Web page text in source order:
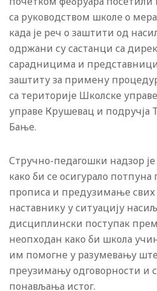
са руководством школе о
када је реч о заштити од
одржани су састанци са
сарадницима и
заштиту за примену
са територије Школске
управе Крушевац и подручја
Бање.
Стручно-педагошки надзор
како би се осигурало
прописа и предузимање
наставнику у ситуацију
дисциплински поступак
неопходан како би школа
им помогне у разумевању
преузимању одговорности и
понављања истог.